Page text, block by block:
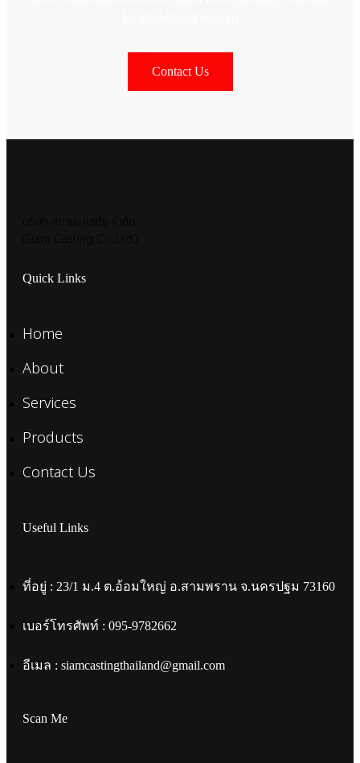
Contact Us
Quick Links
Home
About
Services
Products
Contact Us
Useful Links
ที่อยู่ : 23/1 ม.4 ต.อ้อมใหญ่ อ.สามพราน จ.นครปฐม 73160
เบอร์โทรศัพท์ : 095-9782662
อีเมล : siamcastingthailand@gmail.com
Scan Me